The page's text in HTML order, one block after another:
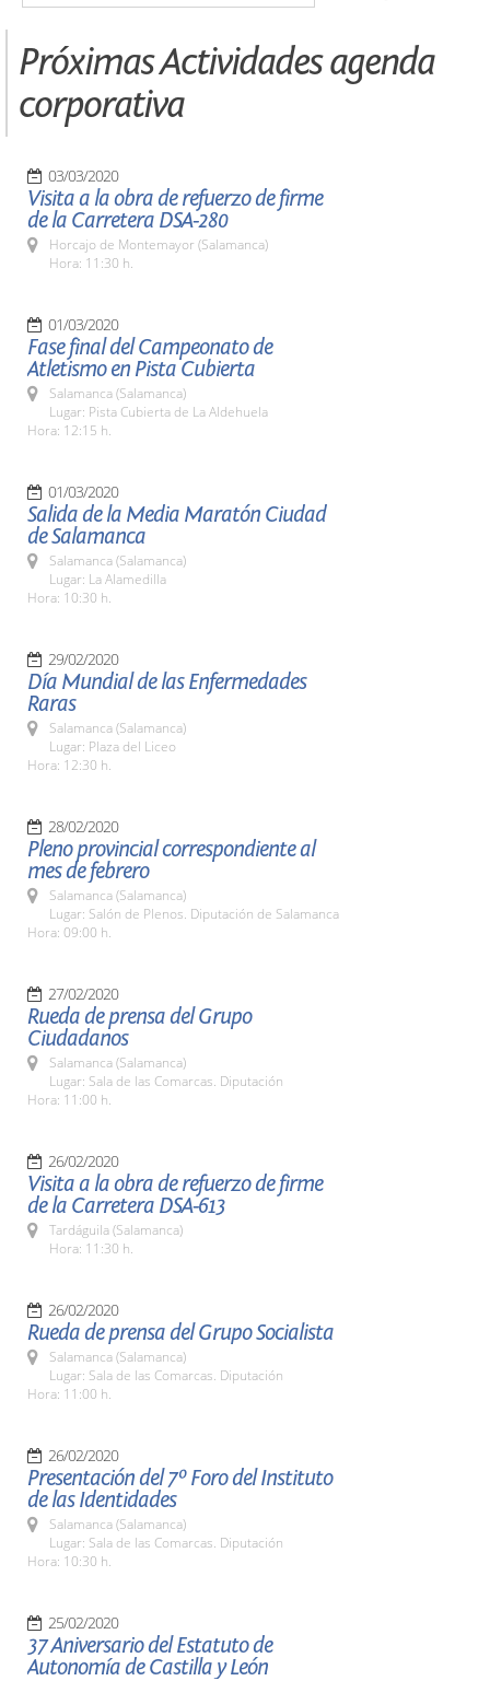
Próximas Actividades agenda
corporativa
03/03/2020
Visita a la obra de refuerzo de firme
de la Carretera DSA-280
Horcajo de Montemayor (Salamanca)
Hora: 11:30 h.
01/03/2020
Fase final del Campeonato de
Atletismo en Pista Cubierta
Salamanca (Salamanca)
Lugar: Pista Cubierta de La Aldehuela
Hora: 12:15 h.
01/03/2020
Salida de la Media Maratón Ciudad
de Salamanca
Salamanca (Salamanca)
Lugar: La Alamedilla
Hora: 10:30 h.
29/02/2020
Día Mundial de las Enfermedades
Raras
Salamanca (Salamanca)
Lugar: Plaza del Liceo
Hora: 12:30 h.
28/02/2020
Pleno provincial correspondiente al
mes de febrero
Salamanca (Salamanca)
Lugar: Salón de Plenos. Diputación de Salamanca
Hora: 09:00 h.
27/02/2020
Rueda de prensa del Grupo
Ciudadanos
Salamanca (Salamanca)
Lugar: Sala de las Comarcas. Diputación
Hora: 11:00 h.
26/02/2020
Visita a la obra de refuerzo de firme
de la Carretera DSA-613
Tardáguila (Salamanca)
Hora: 11:30 h.
26/02/2020
Rueda de prensa del Grupo Socialista
Salamanca (Salamanca)
Lugar: Sala de las Comarcas. Diputación
Hora: 11:00 h.
26/02/2020
Presentación del 7º Foro del Instituto
de las Identidades
Salamanca (Salamanca)
Lugar: Sala de las Comarcas. Diputación
Hora: 10:30 h.
25/02/2020
37 Aniversario del Estatuto de
Autonomía de Castilla y León